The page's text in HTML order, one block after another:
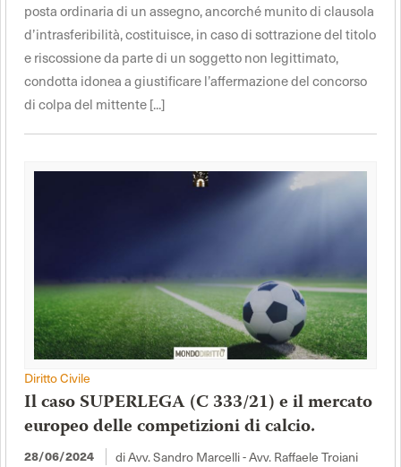
posta ordinaria di un assegno, ancorché munito di clausola
d’intrasferibilità, costituisce, in caso di sottrazione del titolo
e riscossione da parte di un soggetto non legittimato,
condotta idonea a giustificare l’affermazione del concorso
di colpa del mittente [...]
Diritto Civile
Il caso SUPERLEGA (C 333/21) e il mercato
europeo delle competizioni di calcio.
28/06/2024 di Avv. Sandro Marcelli - Avv. Raffaele Troiani